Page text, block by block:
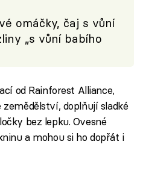
omáčky, čaj s vůní
„s vůní babího
od Rainforest Alliance,
doplňují sladké
bez lepku. Ovesné
a mohou si ho dopřát i